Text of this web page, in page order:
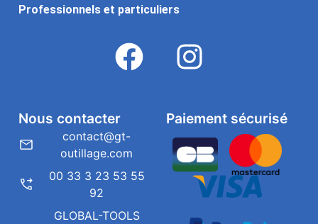
Professionnels et particuliers
Paiement sécurisé
Nous contacter
contact@gt-
outillage.com
00 33 3 23 53 55
92
GLOBAL-TOOLS